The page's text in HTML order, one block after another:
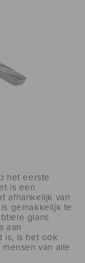
het eerste
is een
afhankelijk van
gemakkelijk te
glans
aan
is, is het ook
van alle